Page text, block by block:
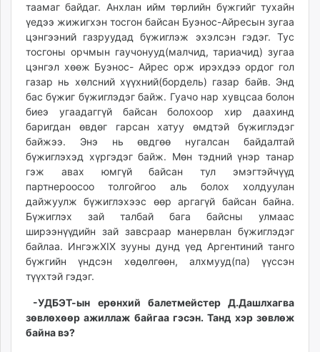
таамаг байдаг. Анхлан ийм төрлийн бүжгийг тухайн
үедээ жижигхэн тосгон байсан Буэнос-Айресын зугаа
цэнгээний газруудад бүжиглэж эхэлсэн гэдэг. Тус
тосгоны орчмын гаучонууд(малчид, тариачид) зугаа
цэнгэл хөөж Буэнос- Айрес орж ирэхдээ ордог гол
газар нь хөлсний хүүхний(бордель) газар байв. Энд
бас бүжиг бүжиглэдэг байж. Гуачо нар хувцсаа болон
биеэ угаадаггүй байсан болохоор хир даахинд
баригдан өвдөг гарсан хатуу өмдтэй бүжиглэдэг
байжээ. Энэ нь өвдгөө нугалсан байдалтай
бүжиглэхэд хүргэдэг байж. Мөн тэдний үнэр танар
гэж авах юмгүй байсан тул эмэгтэйчүүд
партнероосоо толгойгоо аль болох холдуулан
дайжуулж бүжиглэхээс өөр аргагүй байсан байна.
Бүжиглэх зай талбай бага байсны улмаас
ширээнүүдийн зай завсраар манервлан бүжиглэдэг
байлаа. ИнгэжXIX зууны дунд үед Аргентиний танго
бүжгийн үндсэн хөдөлгөөн, алхмууд(па) үүссэн
түүхтэй гэдэг.
-УДБЭТ-ын ерөнхий балетмейстер Д.Дашлхагва
зөвлөхөөр ажиллаж байгаа гэсэн. Танд хэр зөвлөж
байна вэ?